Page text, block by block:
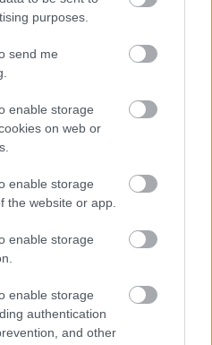
purposes.
send me
enable storage
on web or
enable storage
the website or app.
enable storage
enable storage
authentication
and other